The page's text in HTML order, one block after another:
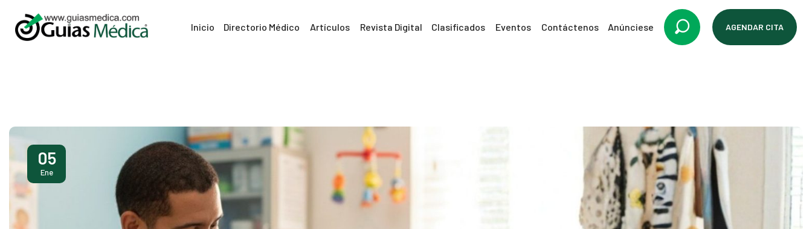
Inicio Directorio Médico Artículos Revista Digital Clasificados Eventos Contáctenos Anúnciese AGENDAR CITA
05
Ene